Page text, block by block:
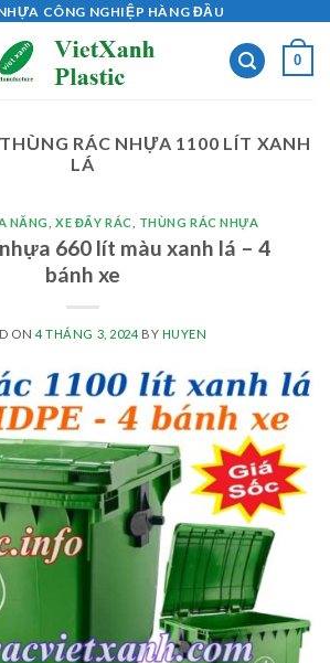
CÔNG NGHIỆP HÀNG ĐẦU
0
THÙNG RÁC NHỰA 1100 LÍT XANH
LÁ
NĂNG ,XE ĐẨY RÁC THÙNG RÁC NHỰA
660 lít màu xanh lá – 4
bánh xe
ON4 THÁNG 3, 2024BY HUYEN